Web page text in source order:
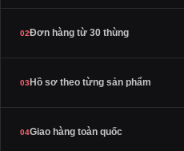
02Đơn hàng từ 30 thùng
03Hồ sơ theo từng sản phẩm
04Giao hàng toàn quốc